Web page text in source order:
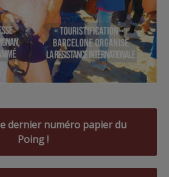
dernier numéro papier du
Poing !